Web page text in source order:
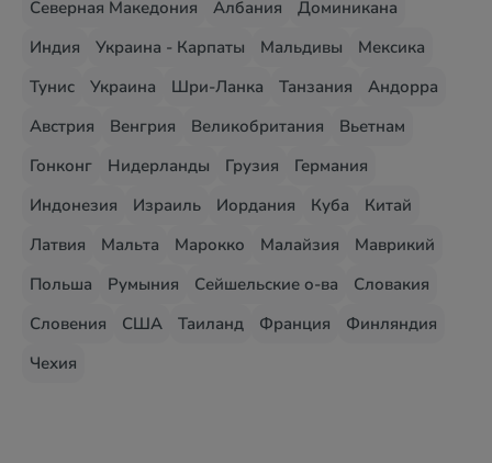
Северная Македония Албания
Доминикана
Индия
Украина - Карпаты Мальдивы
Мексика
Тунис
Украина Шри-Ланка Танзания
Андорра
Австрия
Венгрия Великобритания
Вьетнам
Гонконг
Нидерланды Грузия
Германия
Индонезия
Израиль Иордания Куба
Китай
Латвия
Мальта Марокко Малайзия
Маврикий
Польша
Румыния Сейшельские о-ва
Словакия
Словения
США Таиланд Франция
Финляндия
Чехия